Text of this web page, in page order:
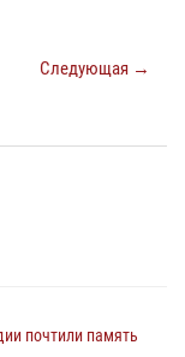
Следующая →
почтили память